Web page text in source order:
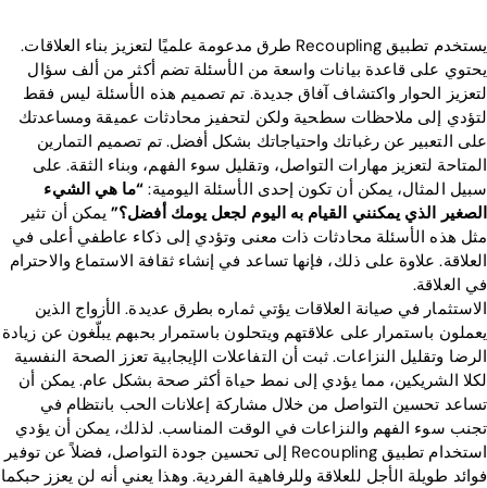
يستخدم تطبيق Recoupling طرق مدعومة علميًا لتعزيز بناء العلاقات.
يحتوي على قاعدة بيانات واسعة من الأسئلة تضم أكثر من ألف سؤال
لتعزيز الحوار واكتشاف آفاق جديدة. تم تصميم هذه الأسئلة ليس فقط
لتؤدي إلى ملاحظات سطحية ولكن لتحفيز محادثات عميقة ومساعدتك
على التعبير عن رغباتك واحتياجاتك بشكل أفضل. تم تصميم التمارين
المتاحة لتعزيز مهارات التواصل، وتقليل سوء الفهم، وبناء الثقة. على
سبيل المثال، يمكن أن تكون إحدى الأسئلة اليومية: “ما هي الشيء
الصغير الذي يمكنني القيام به اليوم لجعل يومك أفضل؟”يمكن أن تثير
مثل هذه الأسئلة محادثات ذات معنى وتؤدي إلى ذكاء عاطفي أعلى في
العلاقة. علاوة على ذلك، فإنها تساعد في إنشاء ثقافة الاستماع والاحترام
في العلاقة.
الاستثمار في صيانة العلاقات يؤتي ثماره بطرق عديدة. الأزواج الذين
يعملون باستمرار على علاقتهم ويتحلون باستمرار بحبهم يبلّغون عن زيادة
الرضا وتقليل النزاعات. ثبت أن التفاعلات الإيجابية تعزز الصحة النفسية
لكلا الشريكين، مما يؤدي إلى نمط حياة أكثر صحة بشكل عام. يمكن أن
تساعد تحسين التواصل من خلال مشاركة إعلانات الحب بانتظام في
تجنب سوء الفهم والنزاعات في الوقت المناسب. لذلك، يمكن أن يؤدي
استخدام تطبيق Recoupling إلى تحسين جودة التواصل، فضلاً عن توفير
فوائد طويلة الأجل للعلاقة وللرفاهية الفردية. وهذا يعني أنه لن يعزز حبكما